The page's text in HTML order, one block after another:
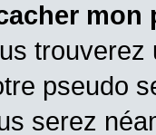
pseudo
serez